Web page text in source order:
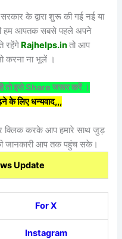
के द्वारा शुरू की गई नई या
हम आपतक सबसे पहले अपने
रहेंगे Rajhelps.inतो आप
करना ना भूलें ।
तो इसे Share जरूर करें ।
के लिए धन्यवाद,,,
क्लिक करके आप हमारे साथ जुड़
जानकारी आप तक पहुंच सके।
Update
For X
Instagram